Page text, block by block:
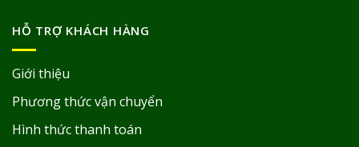
HỖ TRỢ KHÁCH HÀNG
Giới thiệu
Phương thức vận chuyển
Hình thức thanh toán